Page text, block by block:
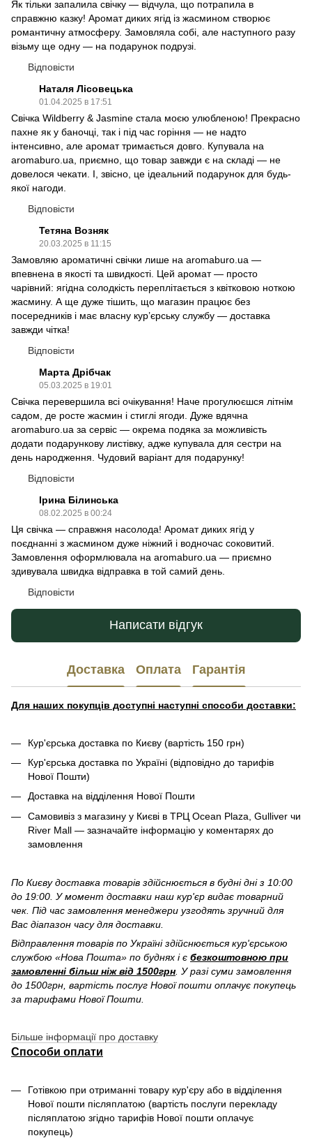
Як тільки запалила свічку — відчула, що потрапила в
справжню казку! Аромат диких ягід із жасмином створює
романтичну атмосферу. Замовляла собі, але наступного разу
візьму ще одну — на подарунок подрузі.
Відповісти
Наталя Лісовецька
01.04.2025 в 17:51
Свічка Wildberry & Jasmine стала моєю улюбленою! Прекрасно
пахне як у баночці, так і під час горіння — не надто
інтенсивно, але аромат тримається довго. Купувала на
aromaburo.ua, приємно, що товар завжди є на складі — не
довелося чекати. І, звісно, це ідеальний подарунок для будь-
якої нагоди.
Відповісти
Тетяна Возняк
20.03.2025 в 11:15
Замовляю ароматичні свічки лише на aromaburo.ua —
впевнена в якості та швидкості. Цей аромат — просто
чарівний: ягідна солодкість переплітається з квітковою ноткою
жасмину. А ще дуже тішить, що магазин працює без
посередників і має власну кур’єрську службу — доставка
завжди чітка!
Відповісти
Марта Дрібчак
05.03.2025 в 19:01
Свічка перевершила всі очікування! Наче прогулюєшся літнім
садом, де росте жасмин і стиглі ягоди. Дуже вдячна
aromaburo.ua за сервіс — окрема подяка за можливість
додати подарункову листівку, адже купувала для сестри на
день народження. Чудовий варіант для подарунку!
Відповісти
Ірина Білинська
08.02.2025 в 00:24
Ця свічка — справжня насолода! Аромат диких ягід у
поєднанні з жасмином дуже ніжний і водночас соковитий.
Замовлення оформлювала на aromaburo.ua — приємно
здивувала швидка відправка в той самий день.
Відповісти
Написати відгук
Доставка Оплата Гарантія
Для наших покупців доступні наступні способи доставки:
Кур'єрська доставка по Києву (вартість 150 грн)
Кур'єрська доставка по Україні (відповідно до тарифів
Нової Пошти)
Доставка на відділення Нової Пошти
Самовивіз з магазину у Києві в ТРЦ Ocean Plaza, Gulliver чи
River Mall — зазначайте інформацію у коментарях до
замовлення
По Києву доставка товарів здійснюється в будні дні з 10:00
до 19:00. У момент доставки наш кур'єр видає товарний
чек. Під час замовлення менеджери узгодять зручний для
Вас діапазон часу для доставки.
Відправлення товарів по Україні здійснюється кур'єрською
службою «Нова Пошта» по буднях і є безкоштовною при
замовленні більш ніж від 1500грн . У разі суми замовлення
до 1500грн, вартість послуг Нової пошти оплачує покупець
за тарифами Нової Пошти.
Більше інформації про доставку
Способи оплати
Готівкою при отриманні товару кур'єру або в відділення
Нової пошти післяплатою (вартість послуги перекладу
післяплатою згідно тарифів Нової пошти оплачує
покупець)